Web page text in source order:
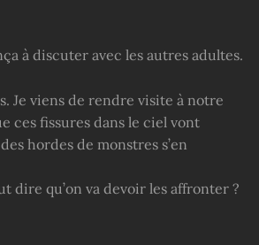
à discuter avec les autres adultes.
Je viens de rendre visite à notre
ces fissures dans le ciel vont
hordes de monstres s’en
dire qu’on va devoir les affronter ?